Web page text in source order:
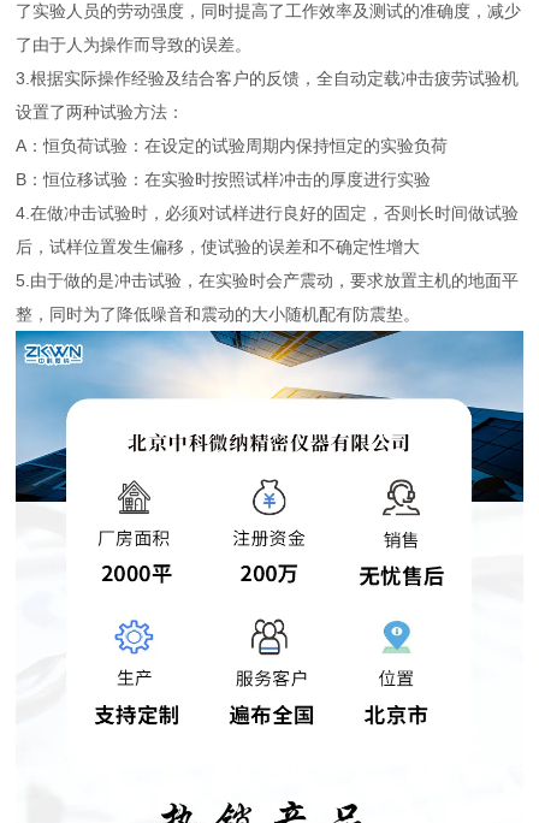
了实验人员的劳动强度，同时提高了工作效率及测试的准确度，减少
了由于人为操作而导致的误差。
3.根据实际操作经验及结合客户的反馈，全自动定载冲击疲劳试验机
设置了两种试验方法：
A：恒负荷试验：在设定的试验周期内保持恒定的实验负荷
B：恒位移试验：在实验时按照试样冲击的厚度进行实验
4.在做冲击试验时，必须对试样进行良好的固定，否则长时间做试验
后，试样位置发生偏移，使试验的误差和不确定性增大
5.由于做的是冲击试验，在实验时会产震动，要求放置主机的地面平
整，同时为了降低噪音和震动的大小随机配有防震垫。